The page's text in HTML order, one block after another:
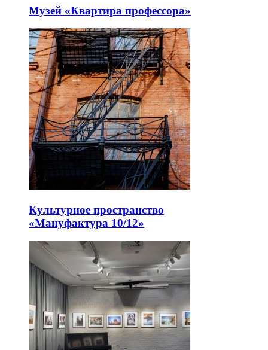
Музей «Квартира профессора»
Культурное пространство
«Мануфактура 10/12»